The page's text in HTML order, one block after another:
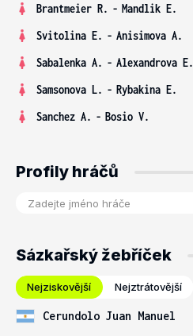
Brantmeier R. - Mandlik E.
Svitolina E. - Anisimova A.
Sabalenka A. - Alexandrova E.
Samsonova L. - Rybakina E.
Sanchez A. - Bosio V.
Profily hráčů
Sázkařský žebříček
Nejziskovější Nejztrátovější
Cerundolo Juan Manuel